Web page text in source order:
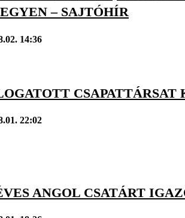
– SAJTÓHÍR
14:36
22:02
ANGOL CSATÁRT